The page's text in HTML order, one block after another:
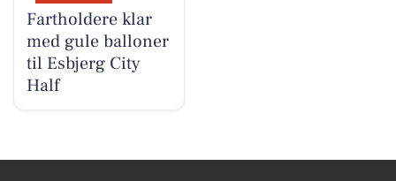
Fartholdere klar
med gule balloner
til Esbjerg City
Half